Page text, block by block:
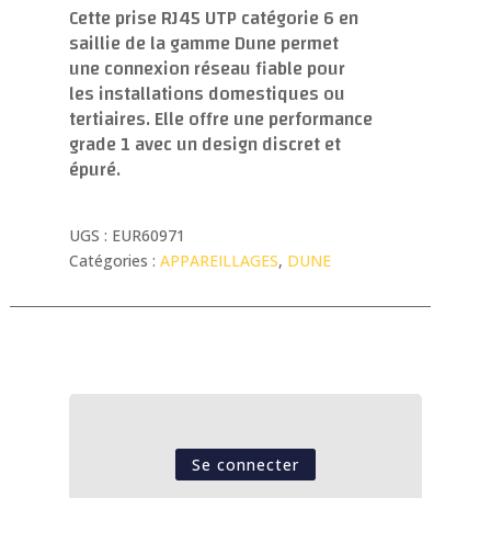
Cette prise RJ45 UTP catégorie 6 en
saillie de la gamme Dune permet
une connexion réseau fiable pour
les installations domestiques ou
tertiaires. Elle offre une performance
grade 1 avec un design discret et
épuré.
UGS : EUR60971
Catégories : APPAREILLAGES, DUNE
Se connecter